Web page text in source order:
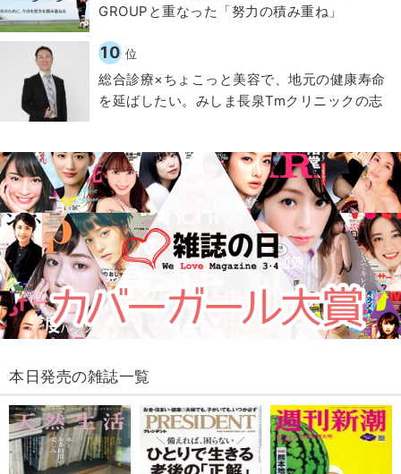
GROUPと重なった「努力の積み重ね」
10 位
総合診療×ちょこっと美容で、地元の健康寿命
を延ばしたい。みしま長泉Tmクリニックの志
本日発売の雑誌一覧